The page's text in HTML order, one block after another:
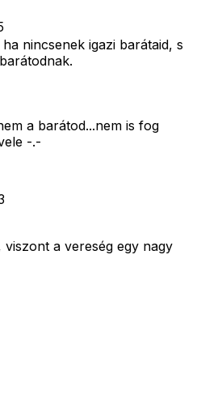
nincsenek igazi barátaid, s
a barátod...nem is fog
-.-
a vereség egy nagy